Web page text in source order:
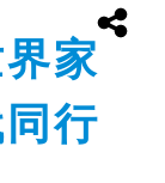
家
行